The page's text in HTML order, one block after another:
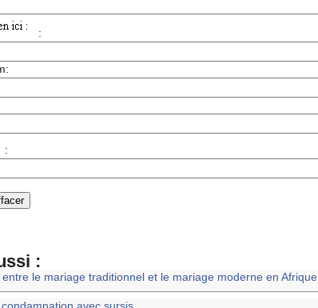
:
:
:
entre le mariage traditionnel et le mariage moderne en Afrique